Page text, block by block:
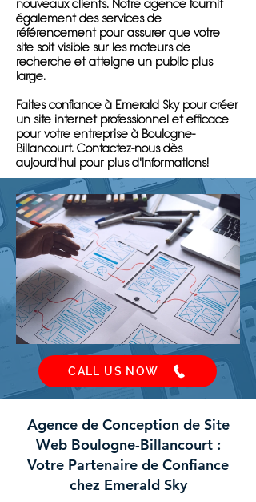
nouveaux clients. Notre agence fournit
également des services de
référencement pour assurer que votre
site soit visible sur les moteurs de
recherche et atteigne un public plus
large.
Faites confiance à Emerald Sky pour créer
un site internet professionnel et efficace
pour votre entreprise à Boulogne-
Billancourt. Contactez-nous dès
aujourd'hui pour plus d'informations!
CALL US NOW
Agence de Conception de Site
Web Boulogne-Billancourt :
Votre Partenaire de Confiance
chez Emerald Sky